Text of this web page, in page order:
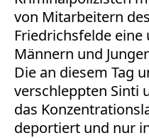
von Mitarbeitern
Friedrichsfelde eine
Männern und
Die an diesem Tag
verschleppten Sinti
das
deportiert und nur